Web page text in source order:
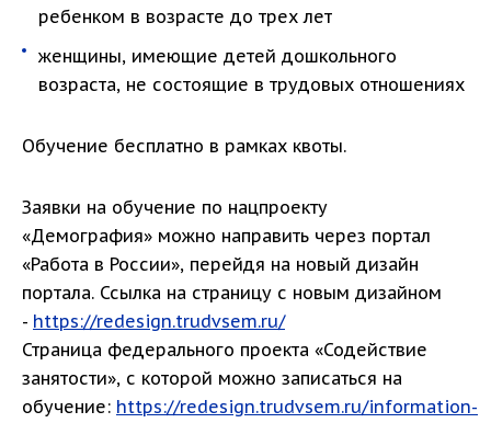
ребенком в возрасте до трех лет
женщины, имеющие детей дошкольного
возраста, не состоящие в трудовых отношениях
Обучение бесплатно в рамках квоты.
Заявки на обучение по нацпроекту
«Демография» можно направить через портал
«Работа в России», перейдя на новый дизайн
портала. Ссылка на страницу с новым дизайном
- https://redesign.trudvsem.ru/
Страница федерального проекта «Содействие
занятости», с которой можно записаться на
обучение: https://redesign.trudvsem.ru/information-